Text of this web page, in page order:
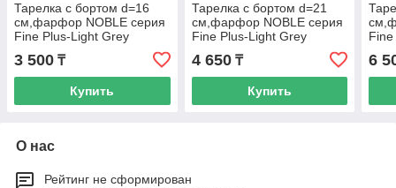
Тарелка с бортом d=16
cм,фарфор NOBLE серия
Fine Plus-Light Grey
3 500 ₸
Купить
Тарелка с бортом d=21
cм,фарфор NOBLE серия
Fine Plus-Light Grey
4 650₸
Купить
6
О нас
Рейтинг не сформирован